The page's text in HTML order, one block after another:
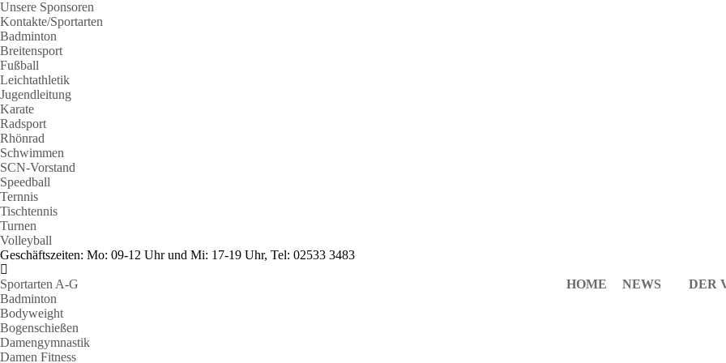
Unsere Sponsoren
Kontakte/Sportarten
Badminton
Breitensport
Fußball
Leichtathletik
Jugendleitung
Karate
Radsport
Rhönrad
Schwimmen
SCN-Vorstand
Speedball
Ternnis
Tischtennis
Turnen
Volleyball
Geschäftszeiten: Mo: 09-12 Uhr und Mi: 17-19 Uhr, Tel: 02533 3483
HOME NEWS DER
Sportarten A-G
Badminton
Bodyweight
Bogenschießen
Damengymnastik
Damen Fitness